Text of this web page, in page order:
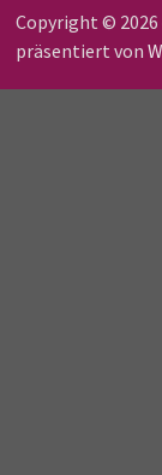
Copyright © 2026
präsentiert von